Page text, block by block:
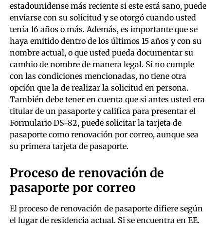
estadounidense más reciente si este está sano, puede
enviarse con su solicitud y se otorgó cuando usted
tenía 16 años o más. Además, es importante que se
haya emitido dentro de los últimos 15 años y con su
nombre actual, o que usted pueda documentar su
cambio de nombre de manera legal. Si no cumple
con las condiciones mencionadas, no tiene otra
opción que la de realizar la solicitud en persona.
También debe tener en cuenta que si antes usted era
titular de un pasaporte y califica para presentar el
Formulario DS-82, puede solicitar la tarjeta de
pasaporte como renovación por correo, aunque sea
su primera tarjeta de pasaporte.
Proceso de renovación de
pasaporte por correo
El proceso de renovación de pasaporte difiere según
el lugar de residencia actual. Si se encuentra en EE.